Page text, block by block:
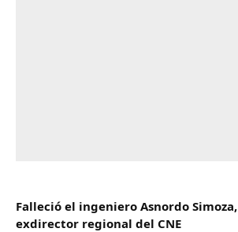
Falleció el ingeniero Asnordo Simoza,
exdirector regional del CNE